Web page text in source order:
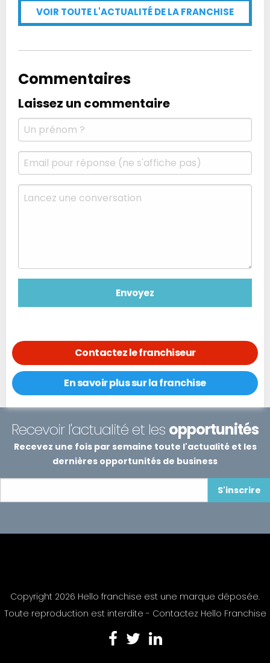
VOIR TOUTE L'ACTUALITÉ DE LA FRANCHISE
Commentaires
Laissez un commentaire
Contactez le franchiseur
En savoir plus sur la franchise
Recevoir l'actualité et les opportunités
Recevez une fois par semaine toute l'actualité et les
dernières opportunités de business
S'inscrire
Copyright 2026 Hello franchise est une marque déposée.
Toute reproduction est interdite - Contactez Hello Franchise